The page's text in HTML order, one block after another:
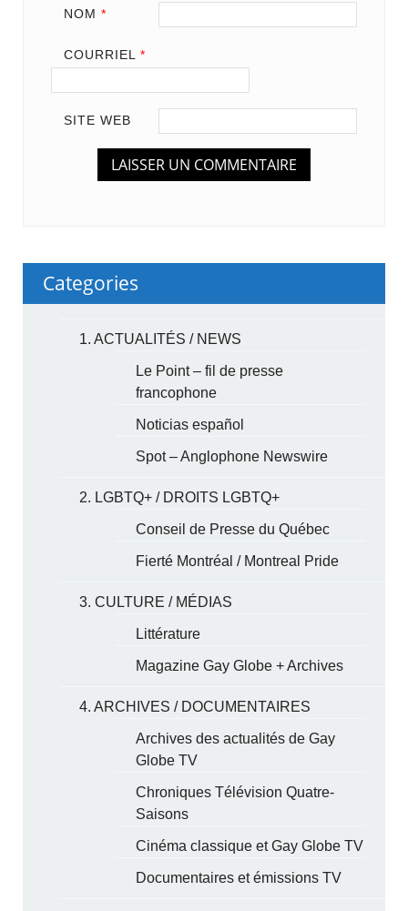
NOM *
COURRIEL *
SITE WEB
Categories
1. ACTUALITÉS / NEWS
Le Point – fil de presse
francophone
Noticias español
Spot – Anglophone Newswire
2. LGBTQ+ / DROITS LGBTQ+
Conseil de Presse du Québec
Fierté Montréal / Montreal Pride
3. CULTURE / MÉDIAS
Littérature
Magazine Gay Globe + Archives
4. ARCHIVES / DOCUMENTAIRES
Archives des actualités de Gay
Globe TV
Chroniques Télévision Quatre-
Saisons
Cinéma classique et Gay Globe TV
Documentaires et émissions TV